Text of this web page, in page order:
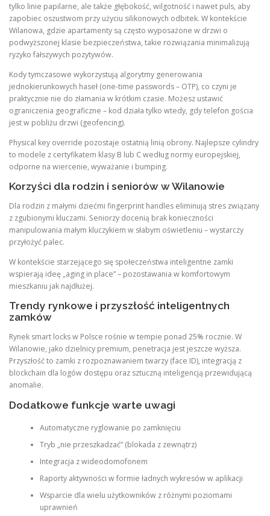
tylko linie papilarne, ale także głębokość, wilgotność i nawet puls, aby
zapobiec oszustwom przy użyciu silikonowych odbitek. W kontekście
Wilanowa, gdzie apartamenty są często wyposażone w drzwi o
podwyższonej klasie bezpieczeństwa, takie rozwiązania minimalizują
ryzyko fałszywych pozytywów.
Kody tymczasowe wykorzystują algorytmy generowania
jednokierunkowych haseł (one-time passwords – OTP), co czyni je
praktycznie nie do złamania w krótkim czasie. Możesz ustawić
ograniczenia geograficzne – kod działa tylko wtedy, gdy telefon gościa
jest w pobliżu drzwi (geofencing).
Physical key override pozostaje ostatnią linią obrony. Najlepsze cylindry
to modele z certyfikatem klasy B lub C według normy europejskiej,
odporne na wiercenie, wyważanie i bumping.
Korzyści dla rodzin i seniorów w Wilanowie
Dla rodzin z małymi dziećmi fingerprint handles eliminują stres związany
z zgubionymi kluczami. Seniorzy docenią brak konieczności
manipulowania małym kluczykiem w słabym oświetleniu – wystarczy
przyłożyć palec.
W kontekście starzejącego się społeczeństwa inteligentne zamki
wspierają ideę „aging in place” – pozostawania w komfortowym
mieszkaniu jak najdłużej.
Trendy rynkowe i przyszłość inteligentnych
zamków
Rynek smart locks w Polsce rośnie w tempie ponad 25% rocznie. W
Wilanowie, jako dzielnicy premium, penetracja jest jeszcze wyższa.
Przyszłość to zamki z rozpoznawaniem twarzy (face ID), integracją z
blockchain dla logów dostępu oraz sztuczną inteligencją przewidującą
anomalie.
Dodatkowe funkcje warte uwagi
Automatyczne ryglowanie po zamknięciu
Tryb „nie przeszkadzać” (blokada z zewnątrz)
Integracja z wideodomofonem
Raporty aktywności w formie ładnych wykresów w aplikacji
Wsparcie dla wielu użytkowników z różnymi poziomami
uprawnień